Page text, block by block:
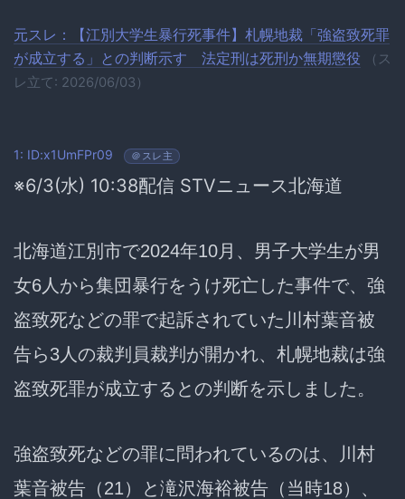
元スレ：【江別大学生暴行死事件】札幌地裁「強盗致死罪
が成立する」との判断示す 法定刑は死刑か無期懲役
（ス
レ立て: 2026/06/03）
1: ID:x1UmFPr09 ＠スレ主
※6/3(水) 10:38配信 STVニュース北海道
北海道江別市で2024年10月、男子大学生が男
女6人から集団暴行をうけ死亡した事件で、強
盗致死などの罪で起訴されていた川村葉音被
告ら3人の裁判員裁判が開かれ、札幌地裁は強
盗致死罪が成立するとの判断を示しました。
強盗致死などの罪に問われているのは、川村
葉音被告（21）と滝沢海裕被告（当時18）、